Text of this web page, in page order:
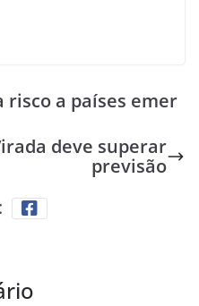
risco a países emer
deve superar
previsão